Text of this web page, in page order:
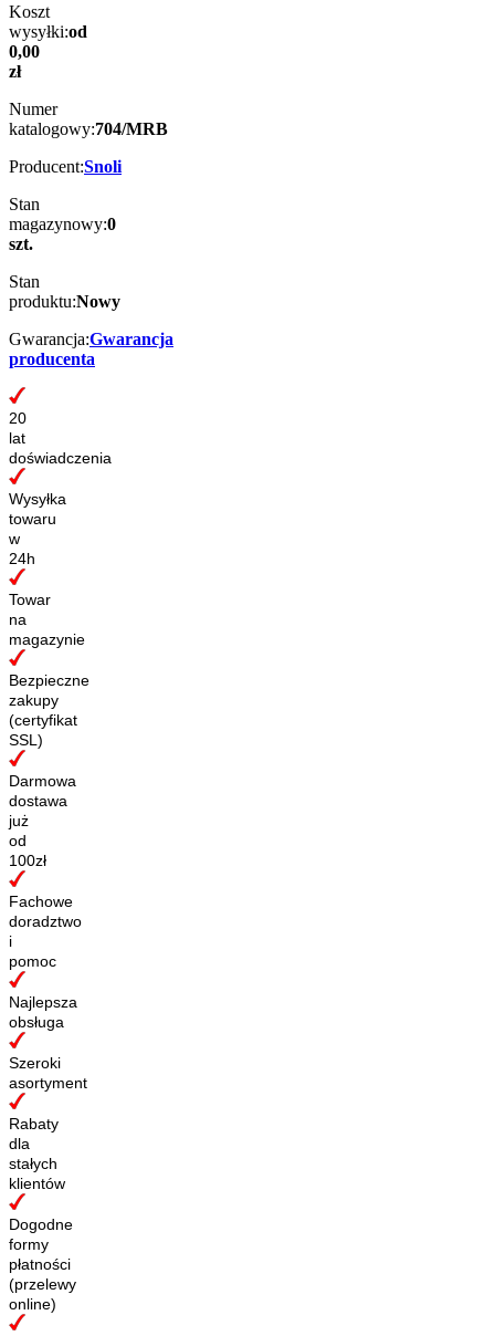
Koszt
wysyłki:od
0,00
zł
Numer
katalogowy:704/MRB
Producent:Snoli
Stan
magazynowy:0
szt.
Stan
produktu:Nowy
Gwarancja:Gwarancja
producenta
20
lat
doświadczenia
Wysyłka
towaru
w
24h
Towar
na
magazynie
Bezpieczne
zakupy
(certyfikat
SSL)
Darmowa
dostawa
już
od
100zł
Fachowe
doradztwo
i
pomoc
Najlepsza
obsługa
Szeroki
asortyment
Rabaty
dla
stałych
klientów
Dogodne
formy
płatności
(przelewy
online)